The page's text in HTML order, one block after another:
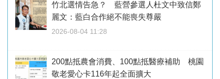
竹北選情告急？ 藍營參選人杜文中致信鄭
麗文：藍白合作絕不能喪失尊嚴
2026-08-04 11:28
200點抵農會消費、100點抵醫療補助 桃園
敬老愛心卡116年起全面擴大